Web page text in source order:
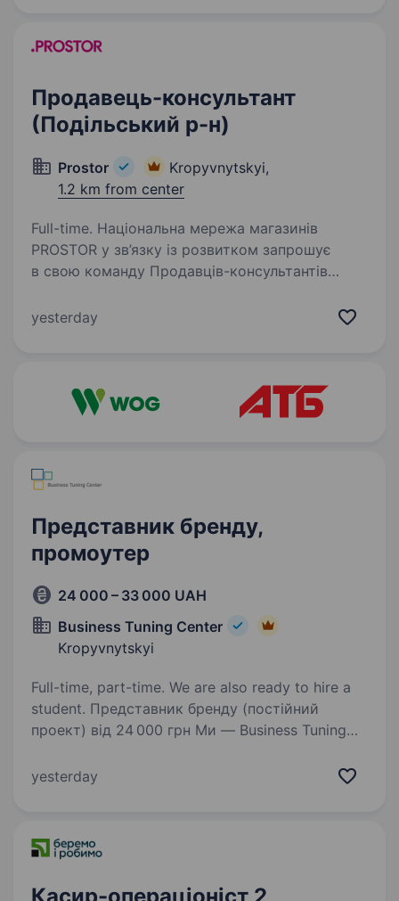
Продавець-консультант
(Подільський р-н)
Prostor
Kropyvnytskyi,
1.2 km from center
Full-time. Національна мережа магазинів
PROSTOR у зв’язку із розвитком запрошує
в свою команду Продавців-консультантів
навчатись, грамотна мова; тактовність,
yesterday
Представник бренду,
промоутер
24 000 – 33 000 UAH
Business Tuning Center
Kropyvnytskyi
Full-time, part-time. We are also ready to hire a
student. Представник бренду (постійний
проект) від 24 000 грн Ми — Business Tuning
маркетингових комунікацій України,
yesterday